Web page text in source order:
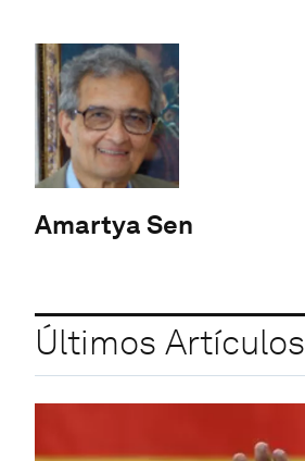
Amartya Sen
Últimos Artículos